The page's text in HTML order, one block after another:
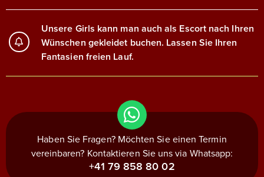
Unsere Girls kann man auch als Escort nach Ihren
Wünschen gekleidet buchen. Lassen Sie Ihren
Fantasien freien Lauf.
Haben Sie Fragen? Möchten Sie einen Termin
vereinbaren? Kontaktieren Sie uns via Whatsapp:
+41 79 858 80 02